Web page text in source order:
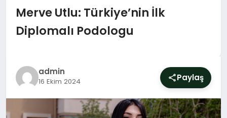
EKONOMI
SPOR
SIYASET
YAŞAM
Merve Utlu: Türkiye’nin İlk
Diplomalı Podologu
admin
16 Ekim 2024 Paylaş